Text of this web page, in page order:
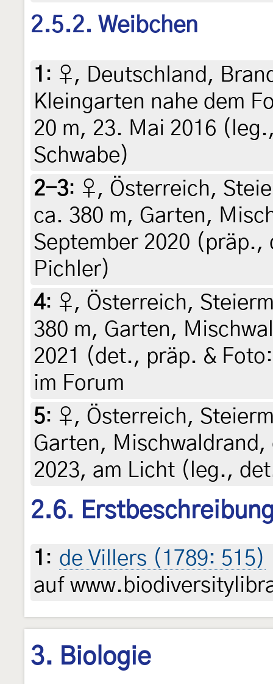
2.5.2. Weibchen
1 : ♀, Deutschland,
Kleingarten nahe dem
20 m, 23. Mai 2016
Schwabe)
2-3: ♀, Österreich,
ca. 380 m, Garten,
September 2020 (präp.,
Pichler)
4: ♀, Österreich,
380 m, Garten,
2021 (det., präp. &
im Forum
5: ♀, Österreich,
Garten, Mischwaldrand,
2023, am Licht (leg.,
2.6.
1 : de Villers (1789: 515)
auf
3. Biologie